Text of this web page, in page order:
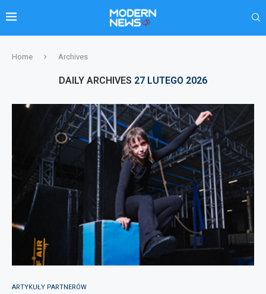
Home Archives
DAILY ARCHIVES 27 LUTEGO 2026
ARTYKUŁY PARTNERÓW